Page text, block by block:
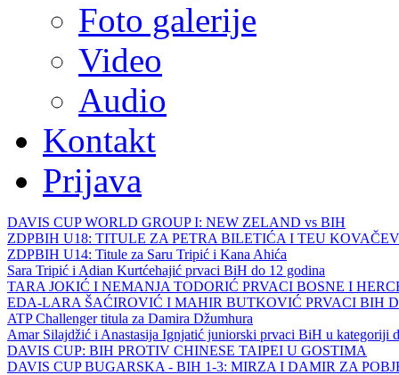
Foto galerije
Video
Audio
Kontakt
Prijava
DAVIS CUP WORLD GROUP I: NEW ZELAND vs BIH
ZDPBIH U18: TITULE ZA PETRA BILETIĆA I TEU
ZDPBIH U14: Titule za Saru Tripić i Kana Ahića
Sara Tripić i Adian Kurtćehajić prvaci BiH do 12 godina
TARA JOKIĆ I NEMANJA TODORIĆ PRVACI BOSNE I
EDA-LARA ŠAĆIROVIĆ I MAHIR BUTKOVIĆ PRVACI BIH
ATP Challenger titula za Damira Džumhura
Amar Silajdžić i Anastasija Ignjatić juniorski prvaci BiH u kategoriji
DAVIS CUP: BIH PROTIV CHINESE TAIPEI U GOSTIMA
DAVIS CUP BUGARSKA - BIH 1-3: MIRZA I DAMIR ZA